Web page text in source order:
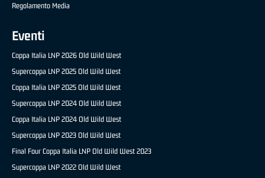
Regolamento Media
Eventi
Coppa Italia LNP 2026 Old Wild West
Supercoppa LNP 2025 Old Wild West
Coppa Italia LNP 2025 Old Wild West
Supercoppa LNP 2024 Old Wild West
Coppa Italia LNP 2024 Old Wild West
Supercoppa LNP 2023 Old Wild West
Final Four Coppa Italia LNP Old Wild West 2023
Supercoppa LNP 2022 Old Wild West